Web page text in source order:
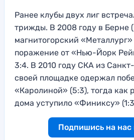
Ранее клубы двух лиг
трижды. В 2008 году в Берне
магнитогорский «Металлург»
поражение от «Нью-Йорк
3:4. В 2010 году СКА из
своей площадке одержал
«Каролиной» (5:3), тогда
дома уступило «Финиксу»
Подпишись на нас